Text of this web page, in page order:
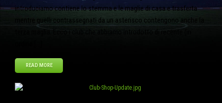
introduciamo contiene lo stemma e le maglie di casa e trasferta
mentre quelli contrassegnati da un asterisco contengono anche la
terza maglia. Ecco i club che abbiamo introdotto di recente (in
READ MORE